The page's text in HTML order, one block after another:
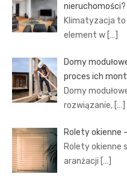
nieruchomości?
Klimatyzacja
element w […]
Domy
proces ich
Domy
rozwiązanie, […]
Rolety okienne
Rolety okienne
aranżacji […]